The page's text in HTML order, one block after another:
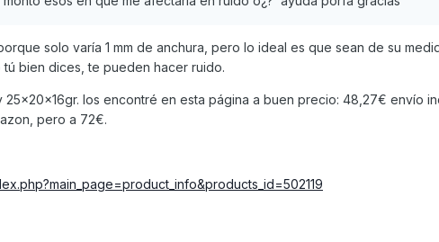
solo varía 1 mm de anchura, pero lo ideal es que sean de su
bien dices, te pueden hacer ruido.
25x20x16gr. los encontré en esta página a buen precio: 48,27€ envío
pero a 72€.